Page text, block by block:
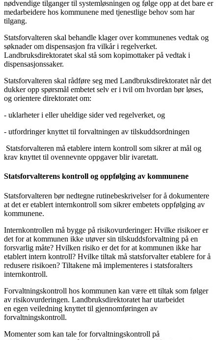
nødvendige tilganger til systemløsningen og følge opp at det bare er
medarbeidere hos kommunene med tjenestlige behov som har
tilgang.
Statsforvalteren skal behandle klager over kommunenes vedtak og
søknader om dispensasjon fra vilkår i regelverket.
Landbruksdirektoratet skal stå som kopimottaker på vedtak i
dispensasjonssaker.
Statsforvalteren skal rådføre seg med Landbruksdirektoratet når det
dukker opp spørsmål embetet selv er i tvil om hvordan bør løses,
og orientere direktoratet om:
- uklarheter i eller uheldige sider ved regelverket, og
- utfordringer knyttet til forvaltningen av tilskuddsordningen
Statsforvalteren må etablere intern kontroll som sikrer at mål og
krav knyttet til ovennevnte oppgaver blir ivaretatt.
Statsforvalterens kontroll og oppfølging av kommunene
Statsforvalteren bør nedtegne rutinebeskrivelser for å dokumentere
at det er etablert internkontroll som sikrer embetets oppfølging av
kommunene.
Internkontrollen må bygge på risikovurderinger: Hvilke risikoer er
det for at kommunen ikke utøver sin tilskuddsforvaltning på en
forsvarlig måte? Hvilken risiko er det for at kommunen ikke har
etablert intern kontroll? Hvilke tiltak må statsforvalter etablere for å
redusere risikoen? Tiltakene må implementeres i statsforalters
internkontroll.
Forvaltningskontroll hos kommunen kan være ett tiltak som følger
av risikovurderingen. Landbruksdirektoratet har utarbeidet
en egen veiledning knyttet til gjennomføringen av
forvaltningskontroll.
Momenter som kan tale for forvaltningskontroll på